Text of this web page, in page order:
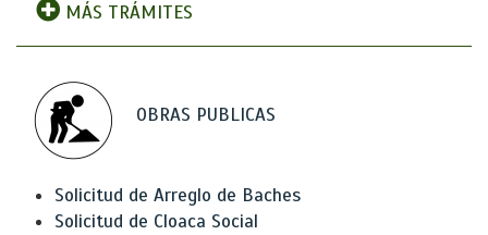
MÁS TRÁMITES
OBRAS PUBLICAS
Solicitud de Arreglo de Baches
Solicitud de Cloaca Social